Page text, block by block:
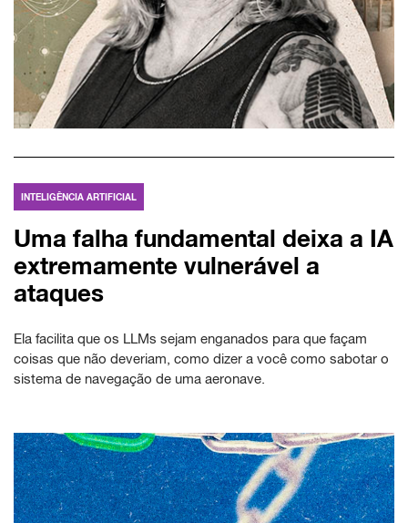
INTELIGÊNCIA ARTIFICIAL
Uma falha fundamental deixa a IA
extremamente vulnerável a
ataques
Ela facilita que os LLMs sejam enganados para que façam
coisas que não deveriam, como dizer a você como sabotar o
sistema de navegação de uma aeronave.